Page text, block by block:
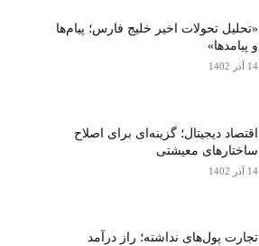
«تحلیل تحولات اخیر خلیج فارس؛ پیام‌ها
و پیامدها»
14 آذر 1402
اقتصاد دیجیتال؛ گزینه‌ای برای اصلاح
ساختارهای معیشتی
14 آذر 1402
تجارت پول‌های نداشته؛ راز درآمد